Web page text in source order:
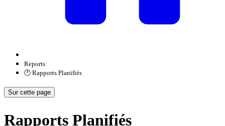
Reports
🕐 Rapports Planifiés
Sur cette page
Rapports Planifiés